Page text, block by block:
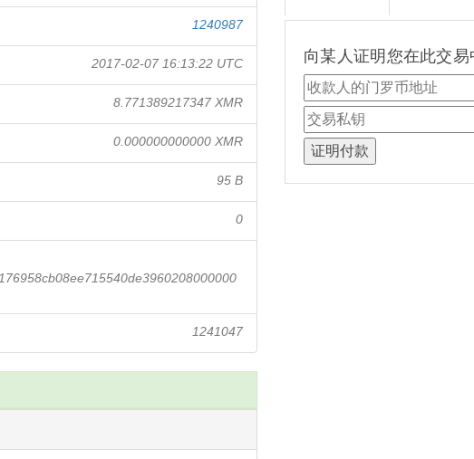
1240987
2017-02-07 16:13:22 UTC
8.771389217347 XMR
0.000000000000 XMR
95 B
0
1241047
向某人证明您在此交